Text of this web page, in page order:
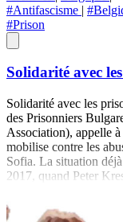
#Antifascisme |
#Prison
Solidarité avec
Solidarité avec les
des Prisonniers
Association), appelle
mobilise contre les
Sofia. La situation
2017, quand Peter